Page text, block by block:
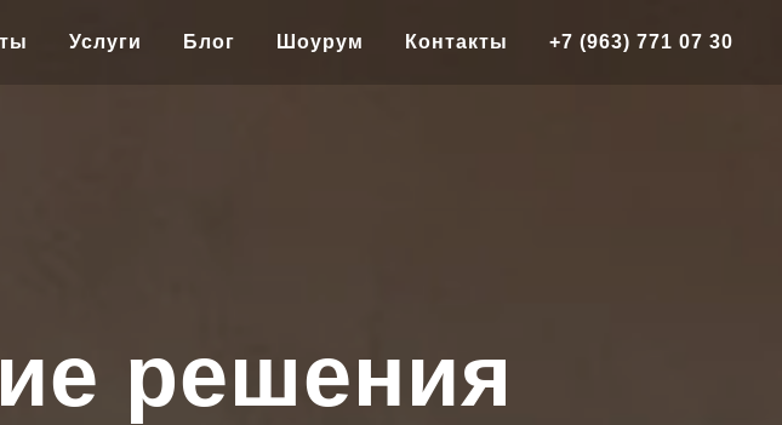
Услуги Блог Шоурум Контакты +7 (963) 771 07 30
решения